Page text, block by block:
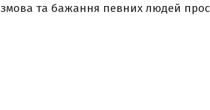
змова та бажання певних людей